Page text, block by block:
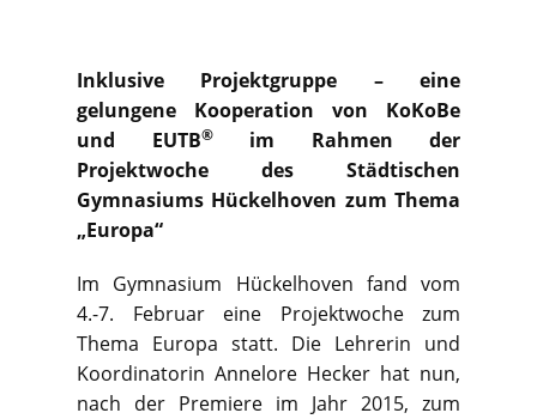
Inklusive Projektgruppe – eine
gelungene Kooperation von KoKoBe
und EUTB®im Rahmen der
Projektwoche des Städtischen
Gymnasiums Hückelhoven zum Thema
„Europa“
Im Gymnasium Hückelhoven fand vom
4.-7. Februar eine Projektwoche zum
Thema Europa statt. Die Lehrerin und
Koordinatorin Annelore Hecker hat nun,
nach der Premiere im Jahr 2015, zum